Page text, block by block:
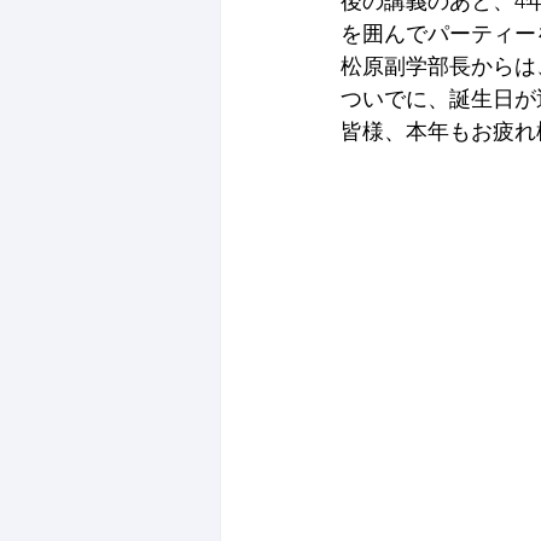
を囲んでパーティ
松原副学部長から
ついでに、誕生日
皆様、本年もお疲